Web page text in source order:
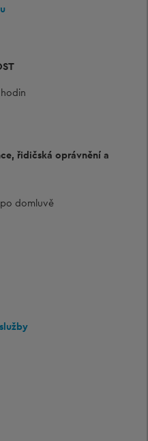
řidičská oprávnění a
domluvě